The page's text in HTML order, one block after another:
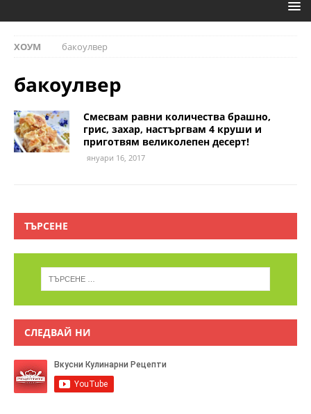
ХОУМ бакоулвер
бакоулвер
Смесвам равни количества брашно,
грис, захар, настъргвам 4 круши и
приготвям великолепен десерт!
януари 16, 2017
ТЪРСЕНЕ
СЛЕДВАЙ НИ